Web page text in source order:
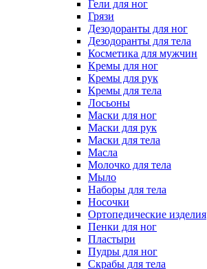
Гели для ног
Грязи
Дезодоранты для ног
Дезодоранты для тела
Косметика для мужчин
Кремы для ног
Кремы для рук
Кремы для тела
Лосьоны
Маски для ног
Маски для рук
Маски для тела
Масла
Молочко для тела
Мыло
Наборы для тела
Носочки
Ортопедические изделия
Пенки для ног
Пластыри
Пудры для ног
Скрабы для тела